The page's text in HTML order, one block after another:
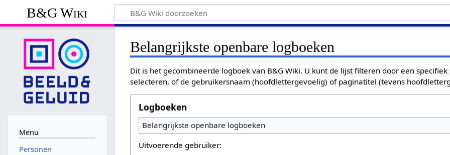
B&G Wiki
Belangrijkste openbare logboeken
Dit is het gecombineerde logboek van B&G Wiki. U kunt de lijst filteren door een
selecteren, of de gebruikersnaam (hoofdlettergevoelig) of paginatitel (tevens
Logboeken
Belangrijkste openbare logboeken
Uitvoerende gebruiker:
Menu
Personen